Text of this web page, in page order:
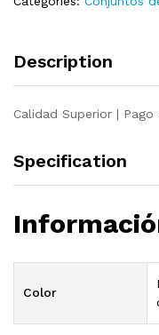
crema
Description
Calidad Superior | Pago
Specification
Color